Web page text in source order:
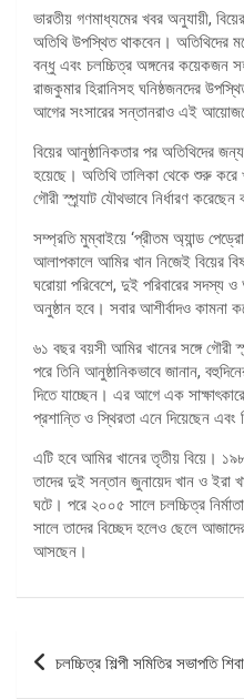
ভারতীয় গণমাধ্যমের খবর অনুযায়ী,
অতিথি উপস্থিত থাকবেন। অতিথিদের
বন্ধু এবং চলচ্চিত্র অঙ্গনের কয়েকজন
রাজকুমার হিরানিসহ ঘনিষ্ঠজনদের
আগের সংসারের সন্তানরাও এই
বিয়ের আনুষ্ঠানিকতার পর অতিথিদের
হয়েছে। অতিথি তালিকা থেকে শুরু
গৌরী স্প্র্যাট যৌথভাবে নির্ধারণ
সম্প্রতি মুম্বাইয়ে ‘প্রীতম অ্যান্ড
আলাপকালে আমির খান নিজেই বিয়ের
ঘরোয়া পরিবেশে, দুই পরিবারের সদস্য
অনুষ্ঠান হবে। সবার আশীর্বাদও কামনা
৬১ বছর বয়সী আমির খানের সঙ্গে গৌরী
পরে তিনি আনুষ্ঠানিকভাবে জানান,
দিতে যাচ্ছেন। এর আগে এক
প্রশান্তি ও স্থিরতা এনে দিয়েছেন
এটি হবে আমির খানের তৃতীয় বিয়ে।
তাদের দুই সন্তান জুনায়েদ খান ও ইরা
ঘটে। পরে ২০০৫ সালে চলচ্চিত্র
সালে তাদের বিচ্ছেদ হলেও ছেলে
আসছেন।
পোস্ট
ন্যাভিগেশন
চলচ্চিত্র শিল্পী সমিতির সভাপতি